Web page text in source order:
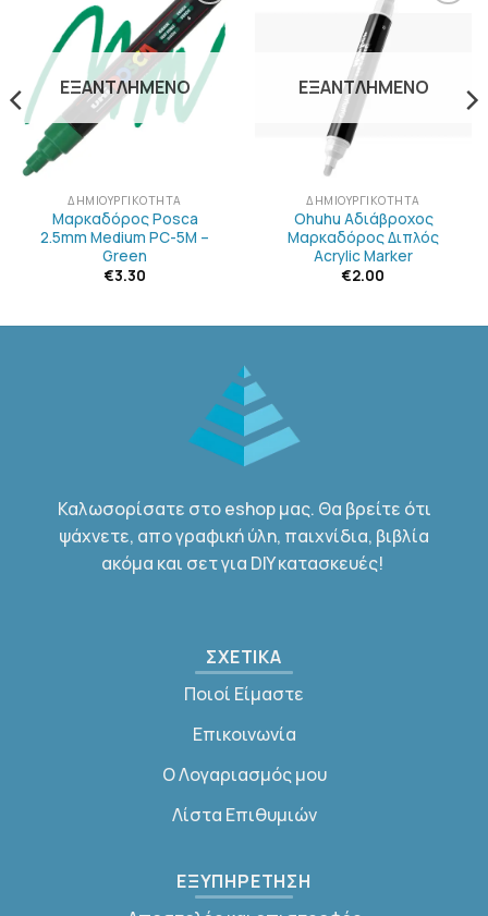
ΠΡΟΣΘΉΚΗ
ΣΤΗΝ
ΛΊΣΤΑ
ΕΠΙΘΥΜΙΏΝ
ΕΞΑΝΤΛΗΜΈΝΟ
ΔΗΜΙΟΥΡΓΙΚΌΤΗΤΑ
Μαρκαδόρος Posca
2.5mm Medium PC-5M –
Green
€3.30
ΠΡΟΣΘΉΚΗ
ΕΞΑΝΤΛΗΜΈΝΟ
ΔΗΜΙΟΥΡΓΙΚΌΤΗΤΑ
Ohuhu Αδιάβροχος
Μαρκαδόρος Διπλός
Acrylic Marker
€2.00
Καλωσορίσατε στο eshop μας. Θα βρείτε ότι
ψάχνετε, απο γραφική ύλη, παιχνίδια, βιβλία
ακόμα και σετ για DIY κατασκευές!
ΣΧΕΤΙΚΑ
Ποιοί Είμαστε
Επικοινωνία
Ο Λογαριασμός μου
Λίστα Επιθυμιών
ΕΞΥΠΗΡΕΤΗΣΗ